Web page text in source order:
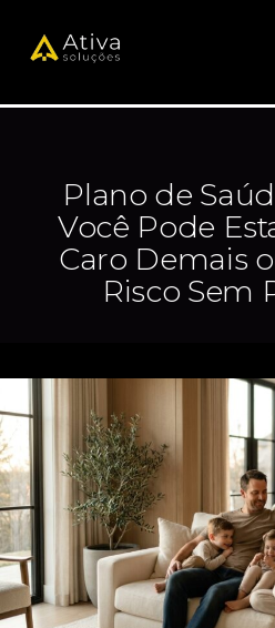
Plano de
Você Pode
Caro Demais
Risco Sem